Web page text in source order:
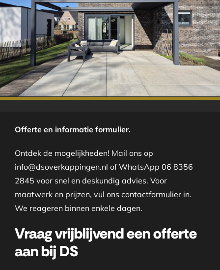
.
Offerte en informatie formulier.
Ontdek de mogelijkheden! Mail ons op
info@dsoverkappingen.nl of WhatsApp 06 8356
2845 voor snel en deskundig advies. Voor
maatwerk en prijzen, vul ons contactformulier in.
We reageren binnen enkele dagen.
Vraag vrijblijvend een offerte
aan bij DS